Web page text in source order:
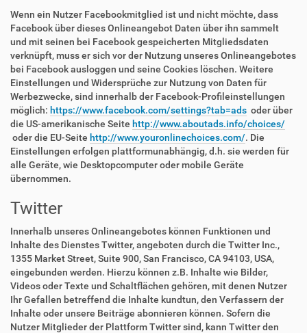
Wenn ein Nutzer Facebookmitglied ist und nicht möchte, dass
Facebook über dieses Onlineangebot Daten über ihn sammelt
und mit seinen bei Facebook gespeicherten Mitgliedsdaten
verknüpft, muss er sich vor der Nutzung unseres Onlineangebotes
bei Facebook ausloggen und seine Cookies löschen. Weitere
Einstellungen und Widersprüche zur Nutzung von Daten für
Werbezwecke, sind innerhalb der Facebook-Profileinstellungen
möglich: https://www.facebook.com/settings?tab=ads oder über
die US-amerikanische Seite http://www.aboutads.info/choices/
oder die EU-Seite http://www.youronlinechoices.com/. Die
Einstellungen erfolgen plattformunabhängig, d.h. sie werden für
alle Geräte, wie Desktopcomputer oder mobile Geräte
übernommen.
Twitter
Innerhalb unseres Onlineangebotes können Funktionen und
Inhalte des Dienstes Twitter, angeboten durch die Twitter Inc.,
1355 Market Street, Suite 900, San Francisco, CA 94103, USA,
eingebunden werden. Hierzu können z.B. Inhalte wie Bilder,
Videos oder Texte und Schaltflächen gehören, mit denen Nutzer
Ihr Gefallen betreffend die Inhalte kundtun, den Verfassern der
Inhalte oder unsere Beiträge abonnieren können. Sofern die
Nutzer Mitglieder der Plattform Twitter sind, kann Twitter den